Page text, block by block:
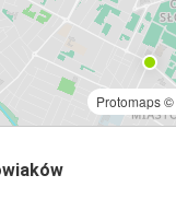
Protomaps©